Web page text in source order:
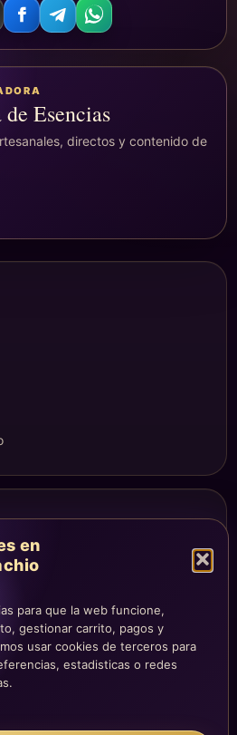
en
para que la web funcione,
gestionar carrito, pagos y
usar cookies de terceros para
estadisticas o redes
Esencias
directos y contenido de